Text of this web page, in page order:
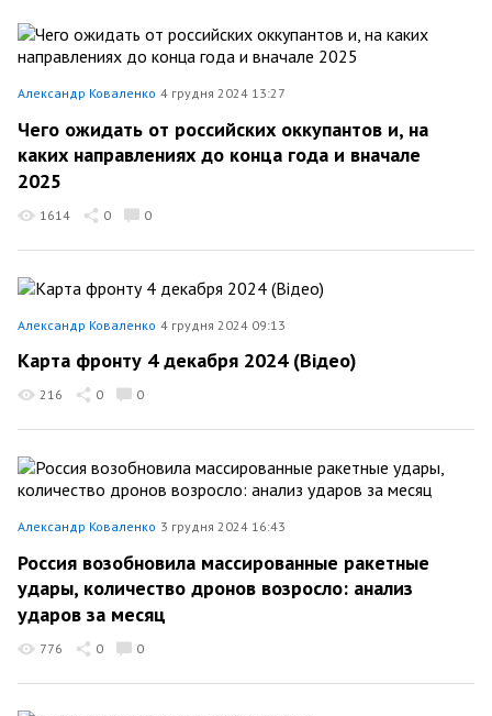
Александр Коваленко 4 грудня 2024 13:27
Чего ожидать от российских оккупантов и, на
каких направлениях до конца года и вначале
2025
1614 0 0
Александр Коваленко 4 грудня 2024 09:13
Карта фронту 4 декабря 2024 (Відео)
216 0 0
Александр Коваленко 3 грудня 2024 16:43
Россия возобновила массированные ракетные
удары, количество дронов возросло: анализ
ударов за месяц
776 0 0